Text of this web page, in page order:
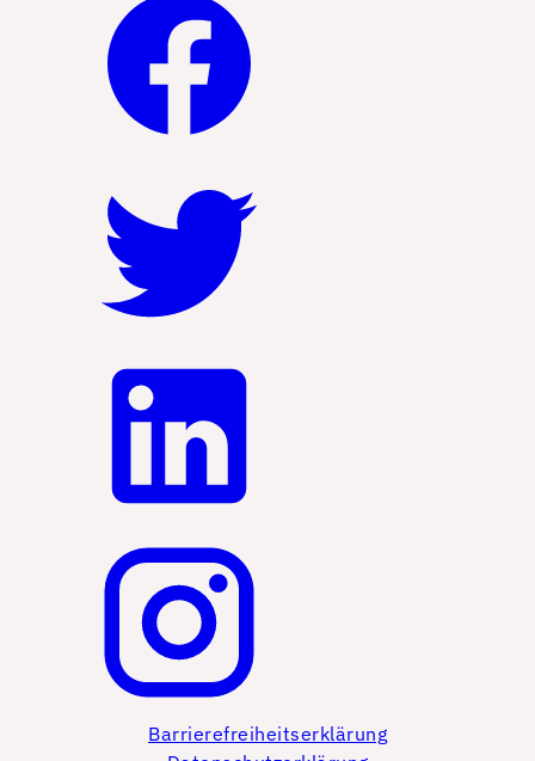
Barrierefreiheitserklärung